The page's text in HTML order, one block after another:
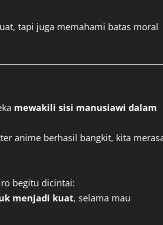
tapi juga memahami batas moral
mewakili sisi manusiawi dalam
anime berhasil bangkit, kita
begitu dicintai:
menjadi kuat, selama mau